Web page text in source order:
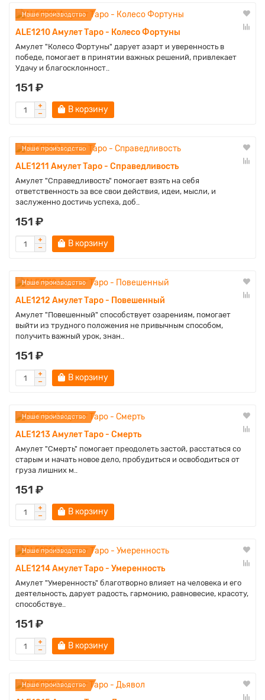
Наше производство
ALE1210 Амулет Таро - Колесо Фортуны
Амулет "Колесо Фортуны" дарует азарт и уверенность в
победе, помогает в принятии важных решений, привлекает
Удачу и благосклонност..
151 ₽
В корзину
Наше производство
ALE1211 Амулет Таро - Справедливость
Амулет "Справедливость" помогает взять на себя
ответственность за все свои действия, идеи, мысли, и
заслуженно достичь успеха, доб..
151 ₽
В корзину
Наше производство
ALE1212 Амулет Таро - Повешенный
Амулет "Повешенный" способствует озарениям, помогает
выйти из трудного положения не привычным способом,
получить важный урок, знан..
151 ₽
В корзину
Наше производство
ALE1213 Амулет Таро - Смерть
Амулет "Смерть" помогает преодолеть застой, расстаться со
старым и начать новое дело, пробудиться и освободиться от
груза лишних м..
151 ₽
В корзину
Наше производство
ALE1214 Амулет Таро - Умеренность
Амулет "Умеренность" благотворно влияет на человека и его
деятельность, дарует радость, гармонию, равновесие, красоту,
способствуе..
151 ₽
В корзину
Наше производство